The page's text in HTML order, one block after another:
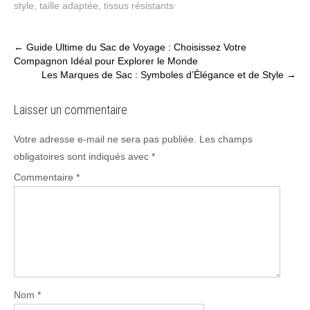
style taille adaptée tissus résistants
Post
navigation
← Guide Ultime du Sac de Voyage : Choisissez Votre
Compagnon Idéal pour Explorer le Monde
Les Marques de Sac : Symboles d’Élégance et de Style →
Laisser un commentaire
Votre adresse e-mail ne sera pas publiée.
Les champs
obligatoires sont indiqués avec *
Commentaire *
Nom *